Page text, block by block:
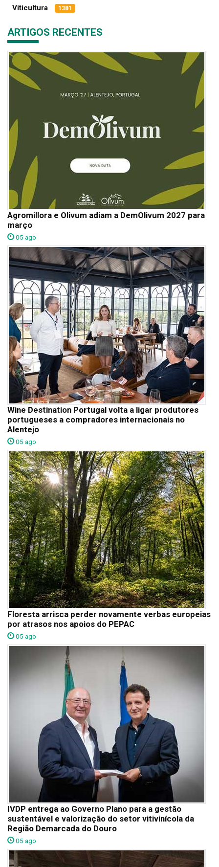
Viticultura 1381
ARTIGOS RECENTES
Agromillora e Olivum adiam a DemOlivum 2027 para
março
05 ago
Wine Destination Portugal volta a ligar produtores
portugueses a compradores internacionais no
Alentejo
05 ago
Floresta arrisca perder novamente verbas europeias
por atrasos nos apoios do PEPAC
05 ago
IVDP entrega ao Governo Plano para a gestão
sustentável e valorização do setor vitivinícola da
Região Demarcada do Douro
05 ago